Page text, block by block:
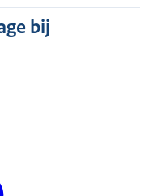
bij